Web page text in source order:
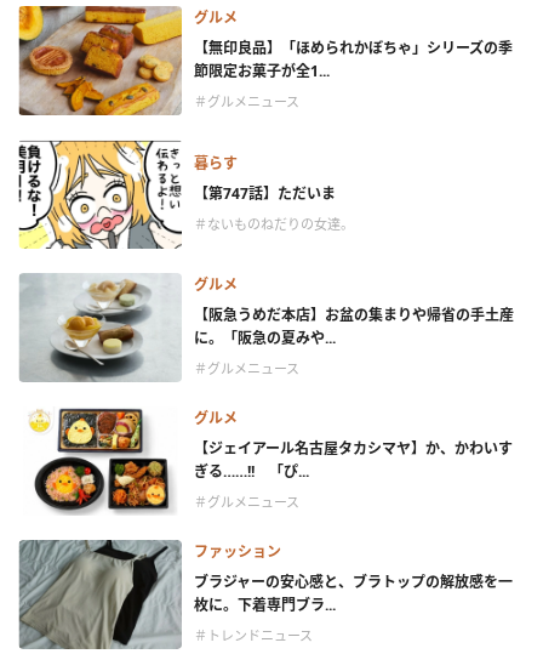
グルメ
【無印良品】「ほめられかぼちゃ」シリーズの季
節限定お菓子が全1...
＃グルメニュース
暮らす
【第747話】ただいま
＃ないものねだりの女達。
グルメ
【阪急うめだ本店】お盆の集まりや帰省の手土産
に。「阪急の夏みや...
＃グルメニュース
グルメ
【ジェイアール名古屋タカシマヤ】か、かわいす
ぎる……!! 「ぴ...
＃グルメニュース
ファッション
ブラジャーの安心感と、ブラトップの解放感を一
枚に。下着専門ブラ...
＃トレンドニュース